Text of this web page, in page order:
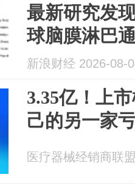
最新研究发
球脑膜淋巴
新浪财经 2026-08-
3.35亿！上
己的另一家
医疗器械经销商联